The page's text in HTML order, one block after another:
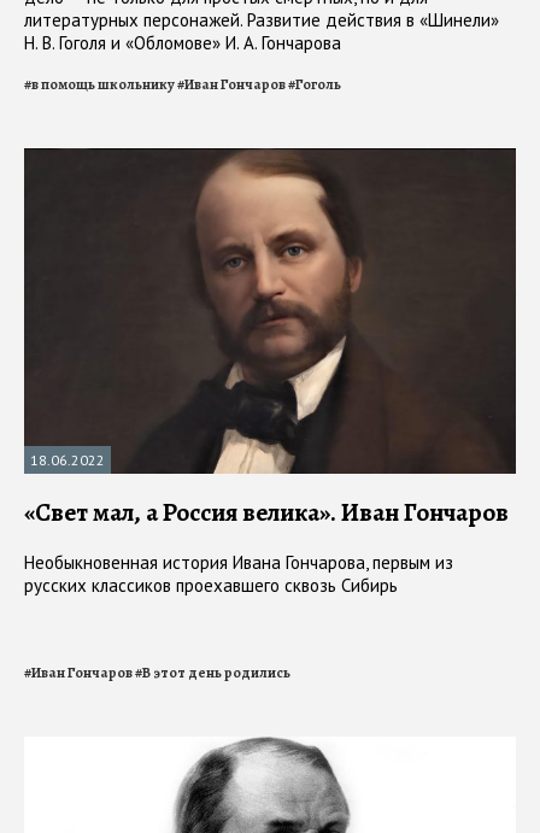
литературных персонажей. Развитие действия в «Шинели»
Н. В. Гоголя и «Обломове» И. А. Гончарова
#в помощь школьнику#Иван Гончаров#Гоголь
18.06.2022
«Свет мал, а Россия велика». Иван Гончаров
Необыкновенная история Ивана Гончарова, первым из
русских классиков проехавшего сквозь Сибирь
#Иван Гончаров#В этот день родились